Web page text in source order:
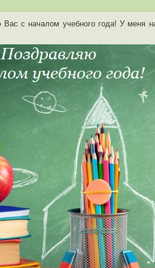
с началом учебного года! У меня